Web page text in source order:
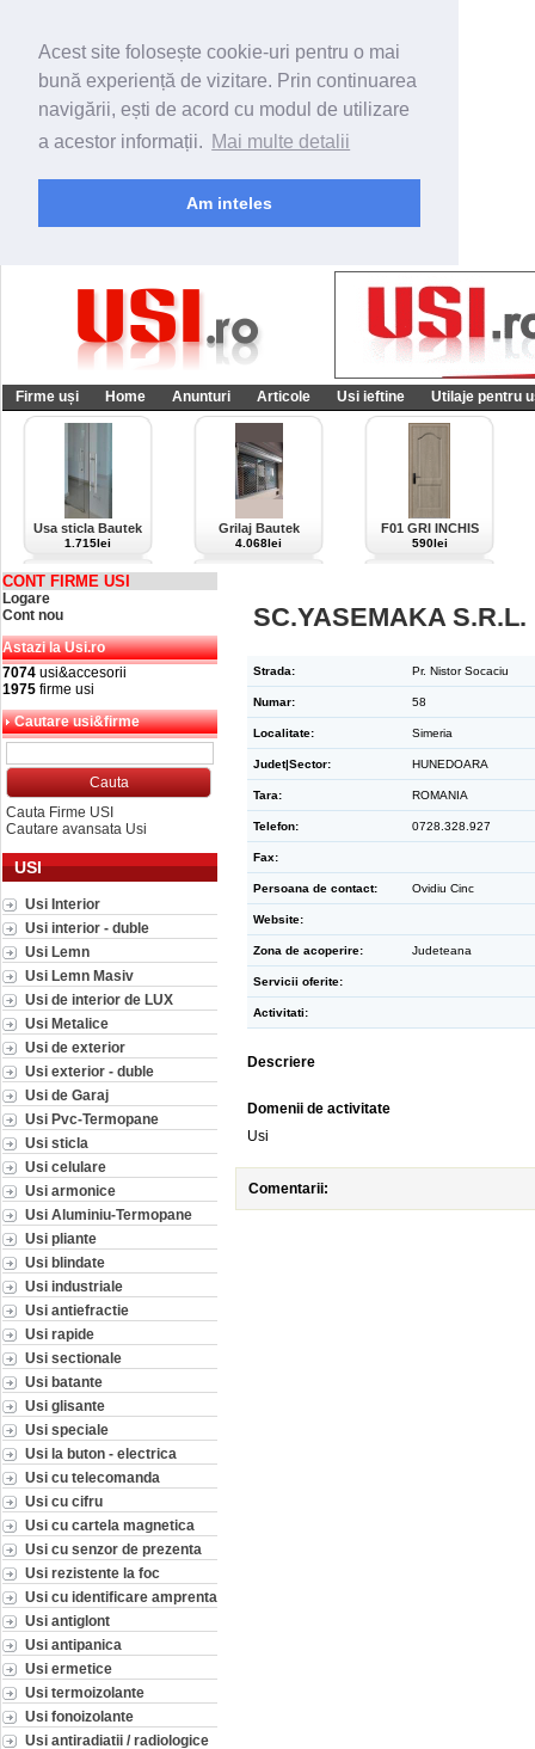
Acest site folosește cookie-uri pentru o mai
bună experiență de vizitare. Prin continuarea
navigării, ești de acord cu modul de utilizare
a acestor informații. Mai multe detalii
Am inteles
Firme uși Home Anunturi Articole Usi ieftine Utilaje pentru
Usa sticla Bautek
1.715lei
Grilaj Bautek
4.068lei
F01 GRI INCHIS
590lei
CONT FIRME USI
Logare
Cont nou
Astazi la Usi.ro
7074 usi&accesorii
1975 firme usi
Cautare usi&firme
Cauta Firme USI
Cautare avansata Usi
USI
Usi Interior
Usi interior - duble
Usi Lemn
Usi Lemn Masiv
Usi de interior de LUX
Usi Metalice
Usi de exterior
Usi exterior - duble
Usi de Garaj
Usi Pvc-Termopane
Usi sticla
Usi celulare
Usi armonice
Usi Aluminiu-Termopane
Usi pliante
Usi blindate
Usi industriale
Usi antiefractie
Usi rapide
Usi sectionale
Usi batante
Usi glisante
Usi speciale
Usi la buton - electrica
Usi cu telecomanda
Usi cu cifru
Usi cu cartela magnetica
Usi cu senzor de prezenta
Usi rezistente la foc
Usi cu identificare amprenta
Usi antiglont
Usi antipanica
Usi ermetice
Usi termoizolante
Usi fonoizolante
Usi antiradiatii / radiologice
SC.YASEMAKA S.R.L.
Strada: Pr. Nistor Socaciu
Numar: 58
Localitate: Simeria
Judet|Sector: HUNEDOARA
Tara: ROMANIA
Telefon: 0728.328.927
Fax:
Persoana de contact: Ovidiu Cinc
Website:
Zona de acoperire: Judeteana
Servicii oferite:
Activitati:
Descriere
Domenii de activitate
Usi
Comentarii: